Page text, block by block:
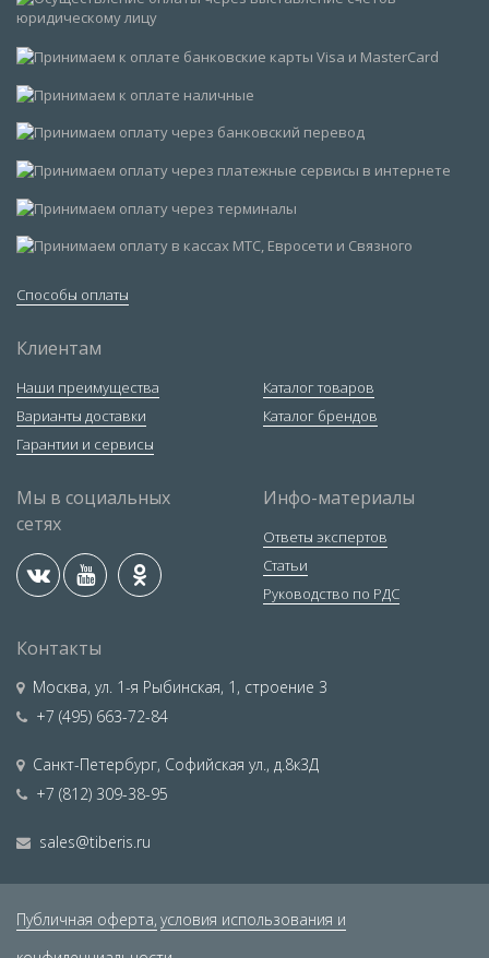
Способы оплаты
Клиентам
Наши преимущества
Варианты доставки
Гарантии и сервисы
Каталог товаров
Каталог брендов
Мы в социальных
сетях
Инфо-материалы
Ответы экспертов
Статьи
Руководство по РДС
Контакты
Москва, ул. 1-я Рыбинская, 1, строение 3
+7 (495) 663-72-84
Санкт-Петербург, Софийская ул., д.8к3Д
+7 (812) 309-38-95
sales@tiberis.ru
Публичная оферта, условия использования и